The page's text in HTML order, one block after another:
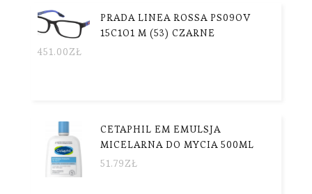
PRADA LINEA ROSSA PS09OV
15C1O1 M (53) CZARNE
451.00ZŁ
CETAPHIL EM EMULSJA
MICELARNA DO MYCIA 500ML
51.79ZŁ